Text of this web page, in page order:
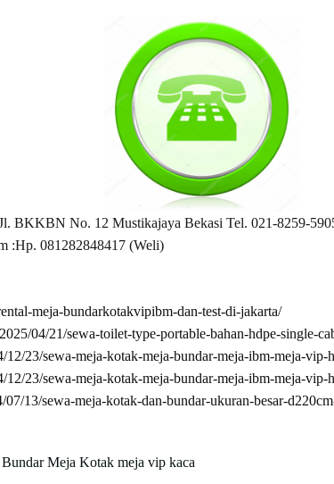
No. 12 Mustikajaya Bekasi Tel. 021-8259-
:Hp. 081282848417 (Weli)
meja-bundarkotakvipibm-dan-test-di-jakarta/
04/21/sewa-toilet-type-portable-bahan-hdpe-single-
23/sewa-meja-kotak-meja-bundar-meja-ibm-meja-vip-
23/sewa-meja-kotak-meja-bundar-meja-ibm-meja-vip-
13/sewa-meja-kotak-dan-bundar-ukuran-besar-
Meja Kotak meja vip kaca